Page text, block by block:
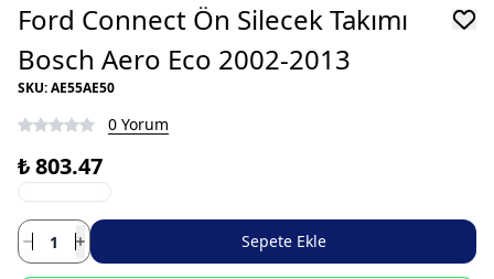
Ford Connect Ön Silecek Takımı
Bosch Aero Eco 2002-2013
SKU:AE55AE50
0 Yorum
₺ 803.47
Sepete Ekle